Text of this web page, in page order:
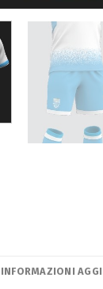
INFORMAZIONI